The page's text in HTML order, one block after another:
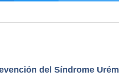
del Síndrome